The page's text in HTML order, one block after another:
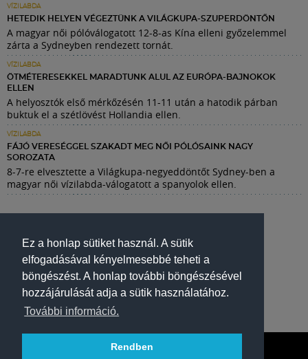
Ez a honlap sütiket használ. A sütik
elfogadásával kényelmesebbé teheti a
böngészést. A honlap további böngészésével
hozzájárulását adja a sütik használatához.
További információ.
Rendben
VÍZILABDA
HETEDIK HELYEN VÉGEZTÜNK A VILÁGKUPA-SZUPERDÖNTŐN
A magyar női pólóválogatott 12-8-as Kína elleni győzelemmel
zárta a Sydneyben rendezett tornát.
VÍZILABDA
ÖTMÉTERESEKKEL MARADTUNK ALUL AZ EURÓPA-BAJNOKOK
ELLEN
A helyosztók első mérkőzésén 11-11 után a hatodik párban
buktuk el a szétlövést Hollandia ellen.
VÍZILABDA
FÁJÓ VERESÉGGEL SZAKADT MEG NŐI PÓLÓSAINK NAGY
SOROZATA
8-7-re elvesztette a Világkupa-negyeddöntőt Sydney-ben a
magyar női vízilabda-válogatott a spanyolok ellen.